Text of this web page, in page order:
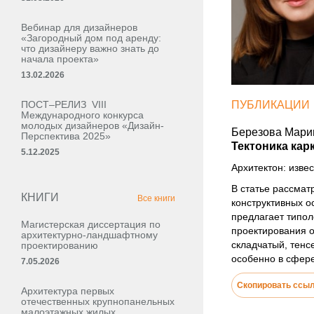
Вебинар для дизайнеров
«Загородный дом под аренду:
что дизайнеру важно знать до
начала проекта»
13.02.2026
ПОСТ–РЕЛИЗ VIII
Международного конкурса
молодых дизайнеров «Дизайн-
Перспектива 2025»
5.12.2025
КНИГИ Все книги
Магистерская диссертация по
архитектурно-ландшафтному
проектированию
7.05.2026
Архитектура первых
отечественных крупнопанельных
ПУБЛИКАЦИИ
Березова
Тектоника
Архитектон:
В статье
конструктивных
предлагает
проектирования
складчатый,
особенно в
Скопировать